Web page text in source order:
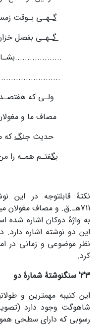
گـهـی بـوقت
گـهـی بفصل
ولـی که
مصاف ما و
حدیث جنگ که
بگفتـم همـه را
نکتۀ قابل­توجه در این
711هـ.ق. و مصاف مغولان
این دو نوشته اشاره دارد.
نظر موضوعی و زمانی در
کرد.
3
'
2
' سنگ­نوشتۀ شمارۀ دو
این کتیبه مهم­ترین و
رسوبی که دارای سطحی